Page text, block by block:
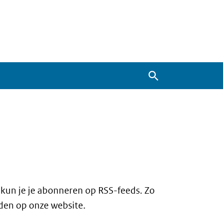
Zoeken
je je abonneren op RSS-feeds. Zo
op onze website.